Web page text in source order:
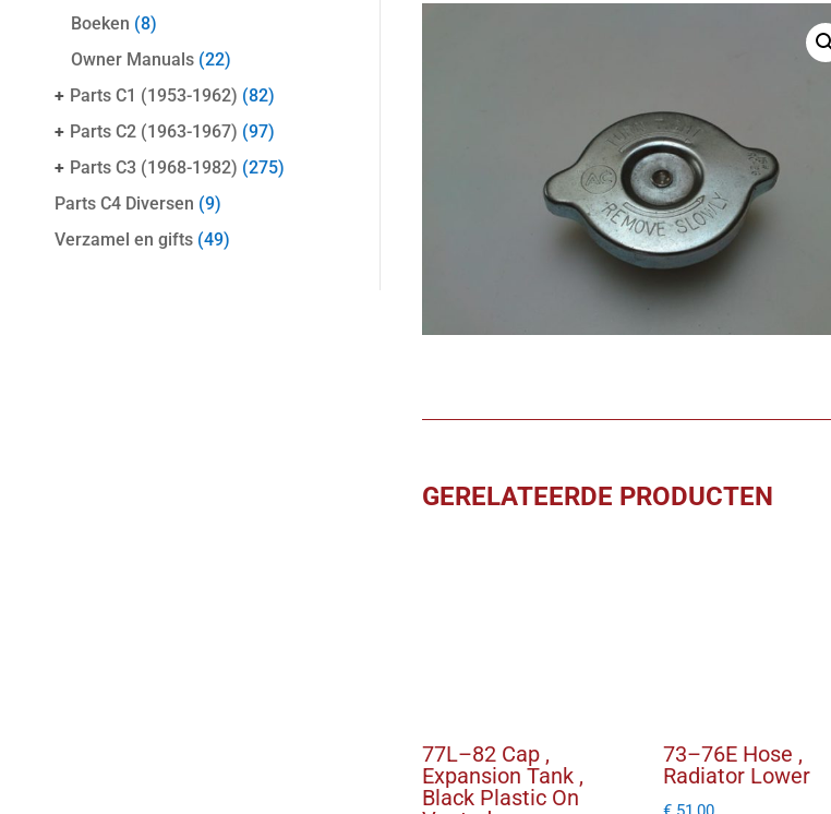
Boeken (8)
Owner Manuals (22)
+ Parts C1 (1953-1962) (82)
+ Parts C2 (1963-1967) (97)
+ Parts C3 (1968-1982) (275)
Parts C4 Diversen (9)
Verzamel en gifts (49)
GERELATEERDE PRODUCTEN
77L–82 Cap ,
Expansion Tank ,
Black Plastic On
73–76E Hose ,
Radiator Lower